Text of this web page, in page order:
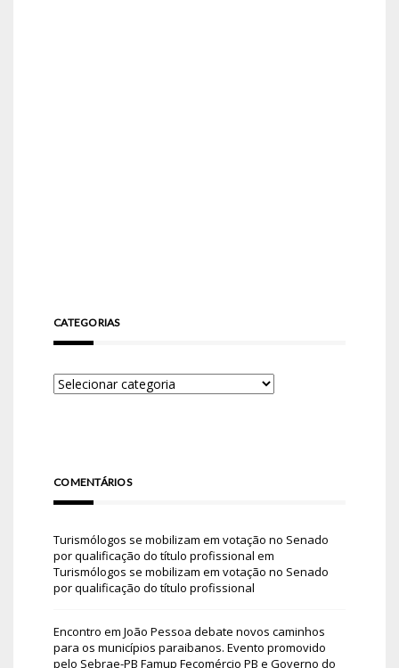
CATEGORIAS
COMENTÁRIOS
Turismólogos se mobilizam em votação no Senado
por qualificação do título profissional em
Turismólogos se mobilizam em votação no Senado
por qualificação do título profissional
Encontro em João Pessoa debate novos caminhos
para os municípios paraibanos. Evento promovido
pelo Sebrae-PB Famup Fecomércio PB e Governo do